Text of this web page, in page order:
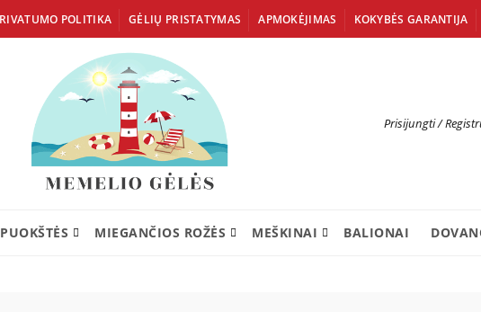
POLITIKA GĖLIŲ PRISTATYMAS APMOKĖJIMAS KOKYBĖS GARANTIJA
Prisijungti /
PUOKŠTĖS MIEGANČIOS ROŽĖS MEŠKINAI BALIONAI